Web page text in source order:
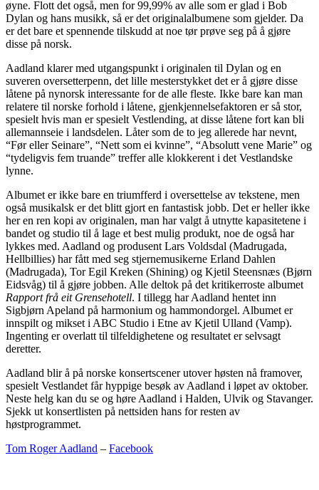
øyne. Flott det også, men for 99,99% av alle som er glad i Bob
Dylan og hans musikk, så er det originalalbumene som gjelder. Da
er det bare et spennende tilskudd at noe tør prøve seg på å gjøre
disse på norsk.
Aadland klarer med utgangspunkt i originalen til Dylan og en
suveren oversetterpenn, det lille mesterstykket det er å gjøre disse
låtene på nynorsk interessante for de alle fleste. Ikke bare kan man
relatere til norske forhold i låtene, gjenkjennelsefaktoren er så stor,
spesielt hvis man er spesielt Vestlending, at disse låtene fort kan bli
allemannseie i landsdelen. Låter som de to jeg allerede har nevnt,
“Før eller Seinare”, “Nett som ei kvinne”, “Absolutt vene Marie” og
“tydeligvis fem truande” treffer alle klokkerent i det Vestlandske
lynne.
Albumet er ikke bare en triumfferd i oversettelse av tekstene, men
også musikalsk er det blitt gjort en fantastisk jobb. Det er heller ikke
her en ren kopi av originalen, man har valgt å utnytte kapasitetene i
bandet og studio til å lage et best mulig produkt, noe de også har
lykkes med. Aadland og produsent Lars Voldsdal (Madrugada,
Hellbillies) har fått med seg stjernemusikerne Erland Dahlen
(Madrugada), Tor Egil Kreken (Shining) og Kjetil Steensnæs (Bjørn
Eidsvåg) til å gjøre jobben. Alle deltok på det kritikerroste albumet
Rapport frå eit Grensehotell. I tillegg har Aadland hentet inn
Sigbjørn Apeland på harmonium og hammondorgel. Albumet er
innspilt og mikset i ABC Studio i Etne av Kjetil Ulland (Vamp).
Ingenting er overlatt til tilfeldighetene og resultatet er selvsagt
deretter.
Aadland blir å på norske konsertscener utover høsten nå framover,
spesielt Vestlandet får hyppige besøk av Aadland i løpet av oktober.
Neste helg kan du se og høre Aadland i Halden, Ulvik og Stavanger.
Sjekk ut konsertlisten på nettsiden hans for resten av
høstprogrammet.
Tom Roger Aadland – Facebook